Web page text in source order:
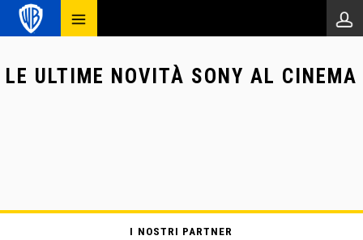
LE ULTIME NOVITÀ SONY AL CINEMA
I NOSTRI PARTNER